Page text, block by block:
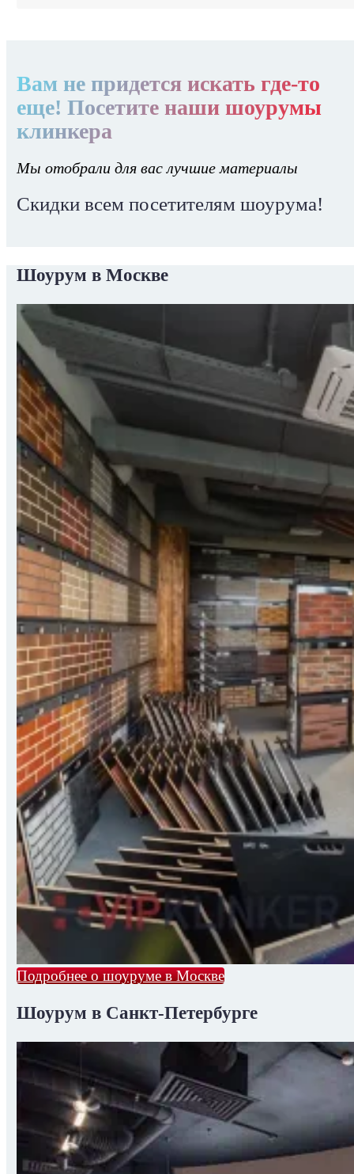
Вам не придется искать где-то
еще! Посетите наши шоурумы
клинкера
Мы отобрали для вас лучшие материалы
Скидки всем посетителям шоурума!
Шоурум в Москве
Подробнее о шоуруме в Москве
Шоурум в Санкт-Петербурге